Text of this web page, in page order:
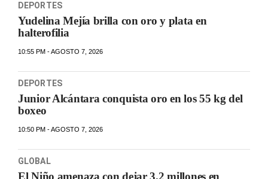
DEPORTES
Yudelina Mejía brilla con oro y plata en
halterofilia
10:55 PM - AGOSTO 7, 2026
DEPORTES
Junior Alcántara conquista oro en los 55 kg del
boxeo
10:50 PM - AGOSTO 7, 2026
GLOBAL
El Niño amenaza con dejar 3.2 millones en